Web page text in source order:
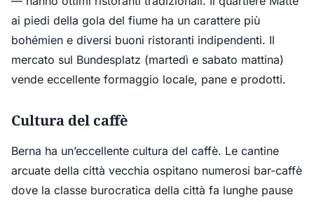
ai piedi della gola del fiume ha un carattere più
bohémien e diversi buoni ristoranti indipendenti. Il
mercato sul Bundesplatz (martedì e sabato mattina)
vende eccellente formaggio locale, pane e prodotti.
Cultura del caffè
Berna ha un’eccellente cultura del caffè. Le cantine
arcuate della città vecchia ospitano numerosi bar-caffè
dove la classe burocratica della città fa lunghe pause